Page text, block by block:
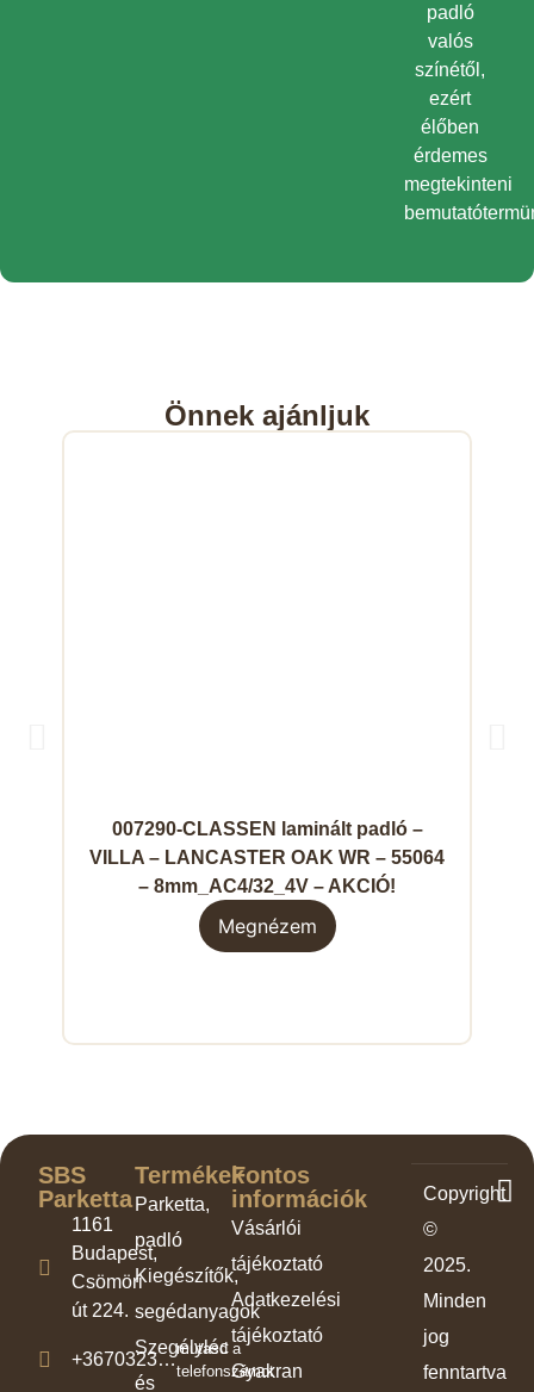
padló
valós
színétől,
ezért
élőben
érdemes
megtekinteni
Önnek ajánljuk
007290-CLASSEN laminált padló –
VILLA – LANCASTER OAK WR – 55064
– 8mm_AC4/32_4V – AKCIÓ!
Megnézem
SBS
Parketta
1161
Budapest,
Csömöri
út 224.
+3670323…
mutasd a
telefonszámot
Termékek
Parketta,
padló
Kiegészítők,
segédanyagok
Szegélyléc
és
Fontos
információk
Vásárlói
tájékoztató
Adatkezelési
tájékoztató
Gyakran
Copyright
©
2025.
Minden
jog
fenntartva